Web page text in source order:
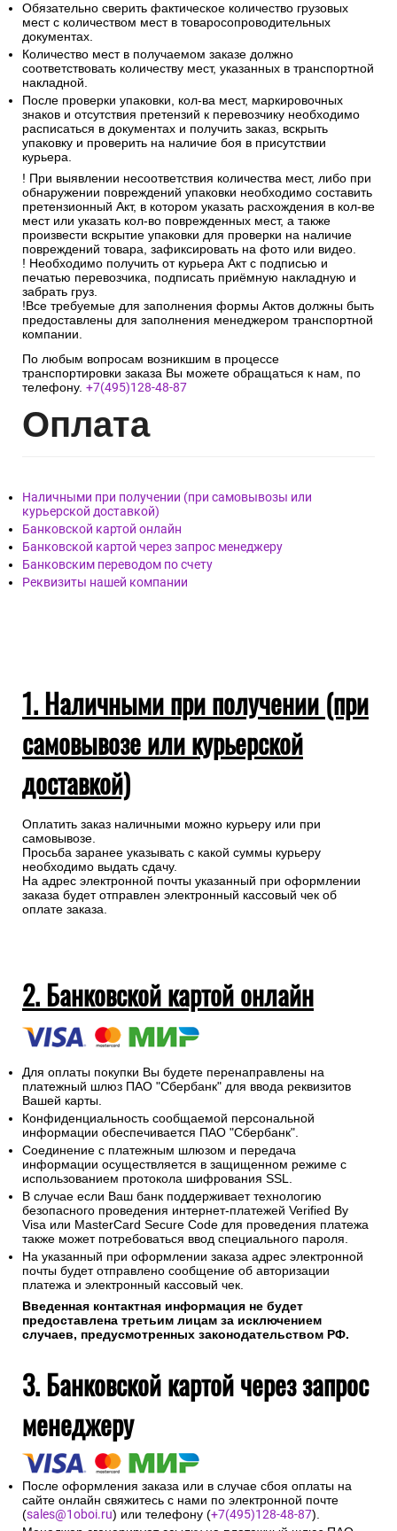
Обязательно сверить фактическое количество грузовых
мест с количеством мест в товаросопроводительных
документах.
Количество мест в получаемом заказе должно
соответствовать количеству мест, указанных в транспортной
накладной.
После проверки упаковки, кол-ва мест, маркировочных
знаков и отсутствия претензий к перевозчику необходимо
расписаться в документах и получить заказ, вскрыть
упаковку и проверить на наличие боя в присутствии
курьера.
! При выявлении несоответствия количества мест, либо при
обнаружении повреждений упаковки необходимо составить
претензионный Акт, в котором указать расхождения в кол-ве
мест или указать кол-во поврежденных мест, а также
произвести вскрытие упаковки для проверки на наличие
повреждений товара, зафиксировать на фото или видео.
! Необходимо получить от курьера Акт с подписью и
печатью перевозчика, подписать приёмную накладную и
забрать груз.
!Все требуемые для заполнения формы Актов должны быть
предоставлены для заполнения менеджером транспортной
компании.
По любым вопросам возникшим в процессе
транспортировки заказа Вы можете обращаться к нам, по
телефону. +7(495)128-48-87
Оплата
Наличными при получении (при самовывозы или
курьерской доставкой)
Банковской картой онлайн
Банковской картой через запрос менеджеру
Банковским переводом по счету
Реквизиты нашей компании
1. Наличными при получении (при
самовывозе или курьерской
доставкой)
Оплатить заказ наличными можно курьеру или при
самовывозе.
Просьба заранее указывать с какой суммы курьеру
необходимо выдать сдачу.
На адрес электронной почты указанный при оформлении
заказа будет отправлен электронный кассовый чек об
оплате заказа.
2. Банковской картой онлайн
Для оплаты покупки Вы будете перенаправлены на
платежный шлюз ПАО "Сбербанк" для ввода реквизитов
Вашей карты.
Конфиденциальность сообщаемой персональной
информации обеспечивается ПАО "Сбербанк".
Соединение с платежным шлюзом и передача
информации осуществляется в защищенном режиме с
использованием протокола шифрования SSL.
В случае если Ваш банк поддерживает технологию
безопасного проведения интернет-платежей Verified By
Visa или MasterCard Secure Code для проведения платежа
также может потребоваться ввод специального пароля.
На указанный при оформлении заказа адрес электронной
почты будет отправлено сообщение об авторизации
платежа и электронный кассовый чек.
Введенная контактная информация не будет
предоставлена третьим лицам за исключением
случаев, предусмотренных законодательством РФ.
3. Банковской картой через запрос
менеджеру
После оформления заказа или в случае сбоя оплаты на
сайте онлайн свяжитесь с нами по электронной почте
(sales@1oboi.ru) или телефону (+7(495)128-48-87).